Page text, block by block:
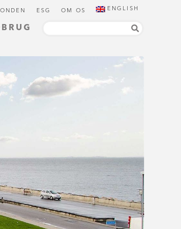
ESG OM OS ENGLISH